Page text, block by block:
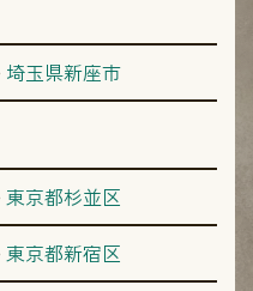
埼玉県新座市
東京都杉並区
東京都新宿区